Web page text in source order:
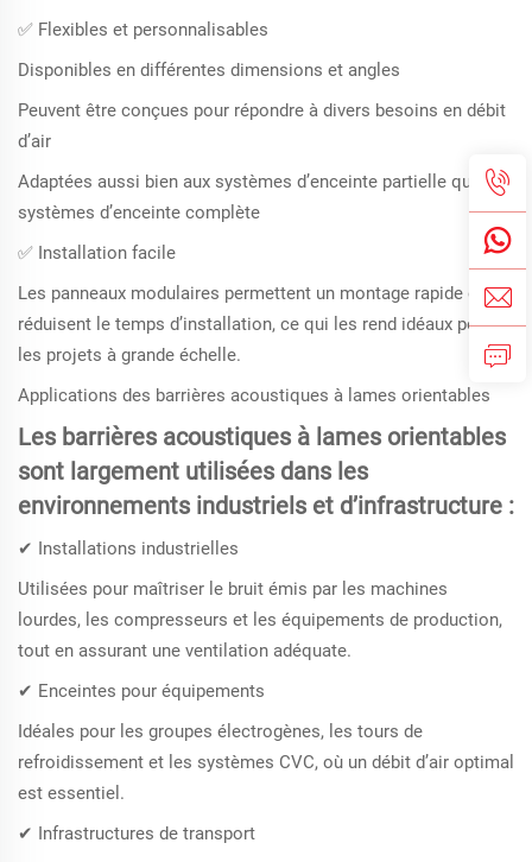
✅ Flexibles et personnalisables
Disponibles en différentes dimensions et angles
Peuvent être conçues pour répondre à divers besoins en débit
d’air
Adaptées aussi bien aux systèmes d’enceinte partielle qu’aux
systèmes d’enceinte complète
✅ Installation facile
Les panneaux modulaires permettent un montage rapide et
réduisent le temps d’installation, ce qui les rend idéaux pour
les projets à grande échelle.
Applications des barrières acoustiques à lames orientables
Les barrières acoustiques à lames orientables
sont largement utilisées dans les
environnements industriels et d’infrastructure :
✔ Installations industrielles
Utilisées pour maîtriser le bruit émis par les machines
lourdes, les compresseurs et les équipements de production,
tout en assurant une ventilation adéquate.
✔ Enceintes pour équipements
Idéales pour les groupes électrogènes, les tours de
refroidissement et les systèmes CVC, où un débit d’air optimal
est essentiel.
✔ Infrastructures de transport